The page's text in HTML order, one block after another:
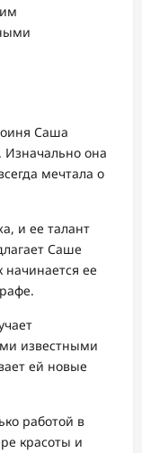
Саша
Изначально она
мечтала о
и ее талант
Саше
ее
известными
ей новые
работой в
красоты и